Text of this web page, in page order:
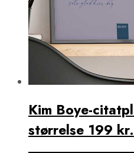
Kim Boye-
størrelse 199 kr.